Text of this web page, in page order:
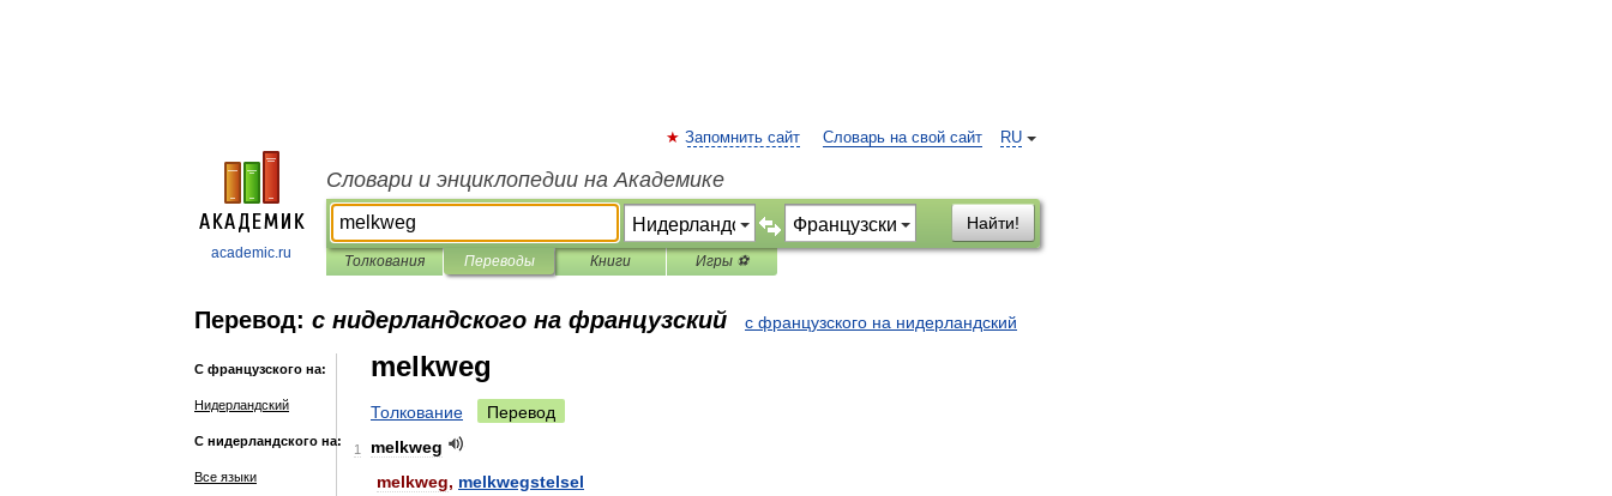
academic.ru
RU
Запомнить сайт Словарь на свой сайт
Словари и энциклопедии на Академике
Найти!
Толкования Переводы Книги Игры ⚽
Перевод: с нидерландского на французский с французского на нидерландский
С французского на:
Нидерландский
С нидерландского на:
Все языки
melkweg
Толкование Перевод
1
melkweg
melkweg, melkwegstelsel